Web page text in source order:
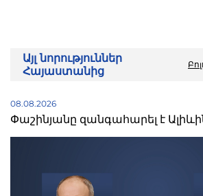
Այլ նորություններ
Հայաստանից
08.08.2026
Փաշինյանը զանգահարել է